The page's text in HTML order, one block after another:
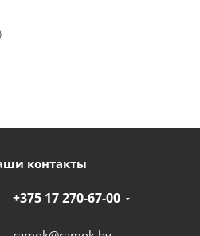
контакты
+375 17 270-67-00